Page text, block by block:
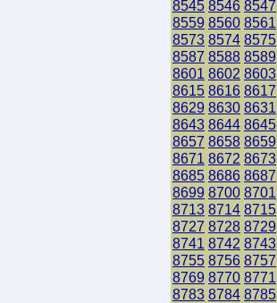
8545 8546 8547
8559 8560 8561
8573 8574 8575
8587 8588 8589
8601 8602 8603
8615 8616 8617
8629 8630 8631
8643 8644 8645
8657 8658 8659
8671 8672 8673
8685 8686 8687
8699 8700 8701
8713 8714 8715
8727 8728 8729
8741 8742 8743
8755 8756 8757
8769 8770 8771
8783 8784 8785